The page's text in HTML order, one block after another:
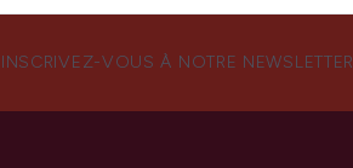
INSCRIVEZ-VOUS À NOTRE NEWSLETTER